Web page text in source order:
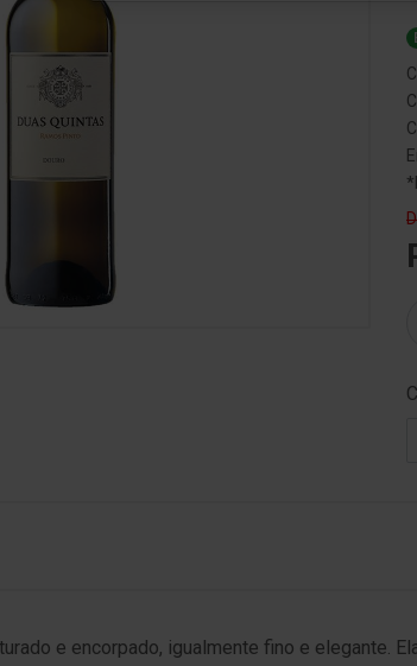
e encorpado, igualmente fino e elegante.